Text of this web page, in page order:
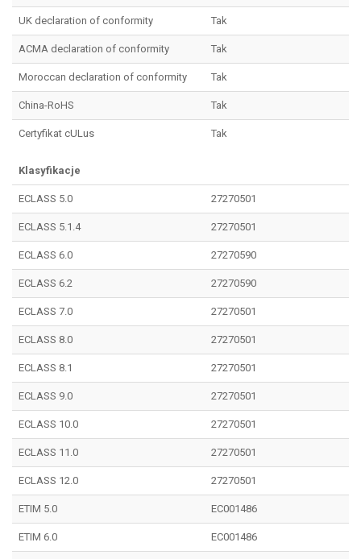
UK declaration of conformity Tak
ACMA declaration of conformity Tak
Moroccan declaration of conformity Tak
China-RoHS Tak
Certyfikat cULus Tak
Klasyfikacje
ECLASS 5.0 27270501
ECLASS 5.1.4 27270501
ECLASS 6.0 27270590
ECLASS 6.2 27270590
ECLASS 7.0 27270501
ECLASS 8.0 27270501
ECLASS 8.1 27270501
ECLASS 9.0 27270501
ECLASS 10.0 27270501
ECLASS 11.0 27270501
ECLASS 12.0 27270501
ETIM 5.0 EC001486
ETIM 6.0 EC001486